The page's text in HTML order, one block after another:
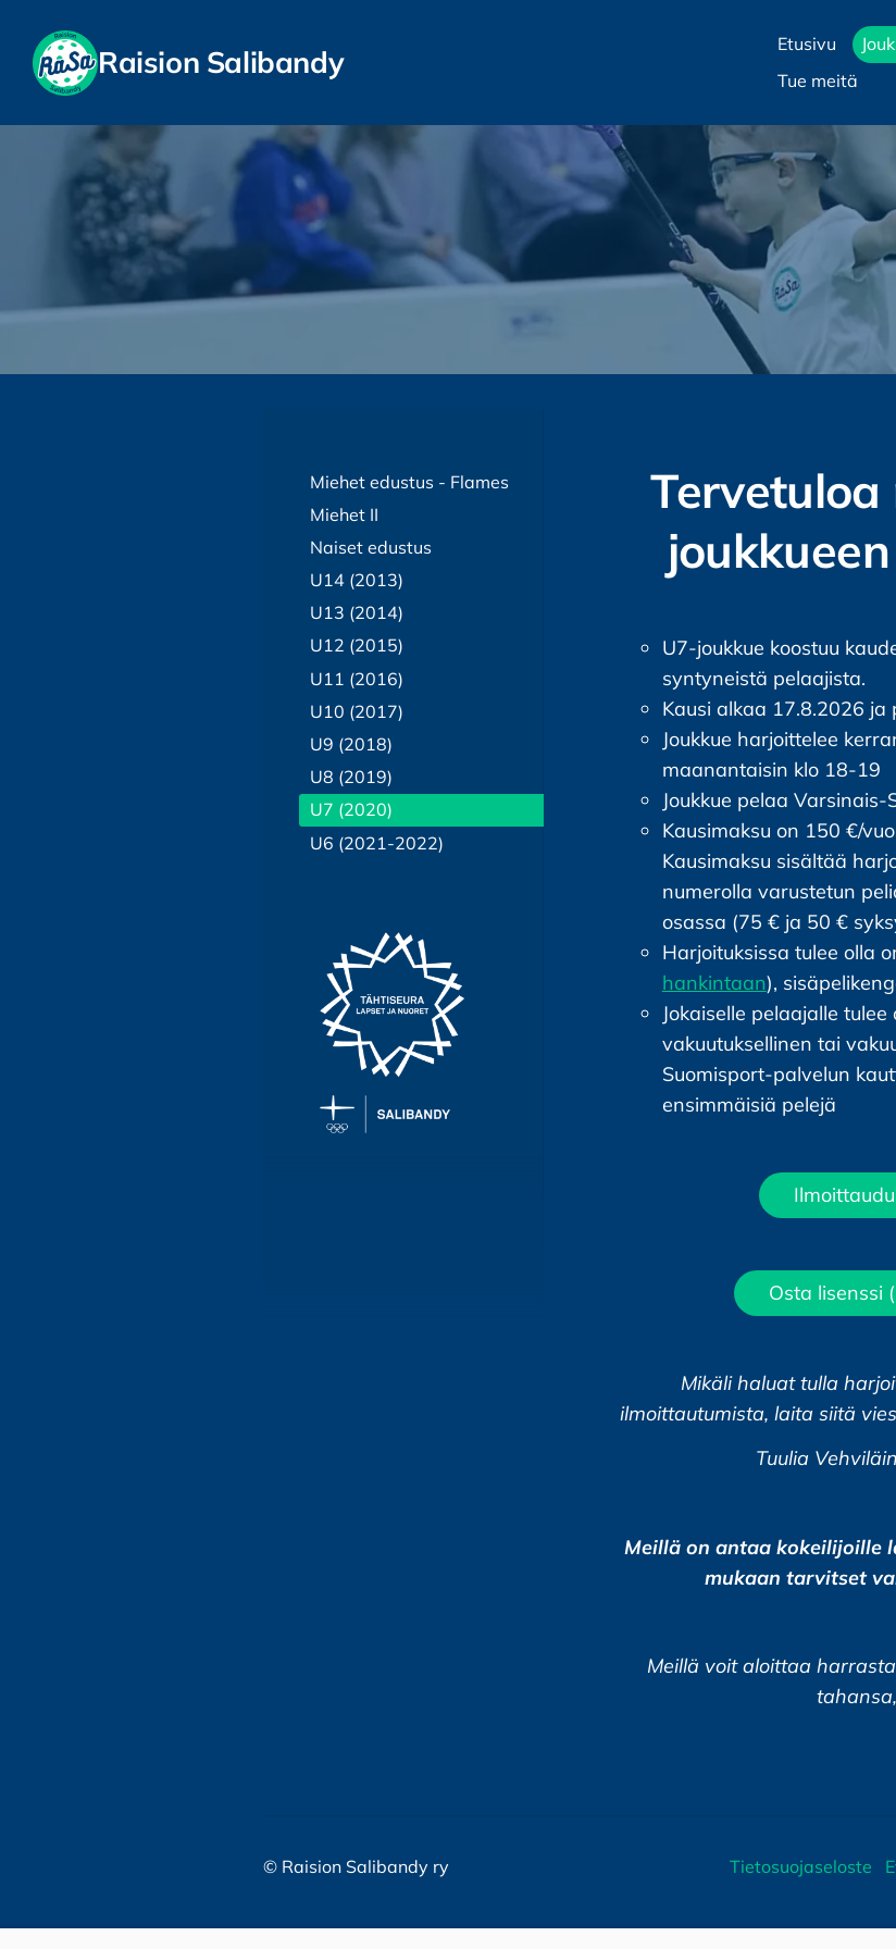
Siirry
sivun
sisältöön
Raision Salibandy
Etusivu
Tue meitä
Miehet edustus - Flames
Miehet II
Naiset edustus
U14 (2013)
U13 (2014)
U12 (2015)
U11 (2016)
U10 (2017)
U9 (2018)
U8 (2019)
U7 (2020)
U6 (2021-2022)
U7-joukkue koostuu
syntyneistä pelaajista.
Kausi alkaa 17.8.2026
Joukkue harjoittelee
maanantaisin klo 18-19
Joukkue pelaa
Kausimaksu on 150 €/
Kausimaksu sisältää
numerolla varustetun
osassa (75 € ja 50 €
Harjoituksissa tulee olla
hankintaan),
Jokaiselle pelaajalle
vakuutuksellinen tai
Suomisport-palvelun
ensimmäisiä pelejä
Osta lisenssi
Mikäli haluat tulla
ilmoittautumista, laita siitä
Tuulia
Meillä on antaa kokeilijoille
mukaan tarvitset
Meillä voit aloittaa
© Raision Salibandy ry Tietosuojaseloste